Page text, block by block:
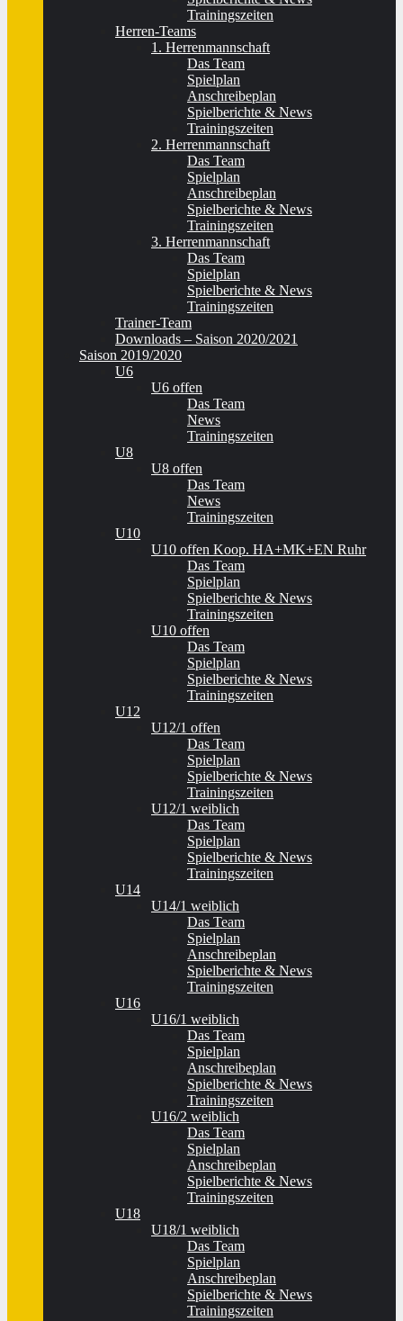
Trainingszeiten
Herren-Teams
1. Herrenmannschaft
Das Team
Spielplan
Anschreibeplan
Spielberichte & News
Trainingszeiten
2. Herrenmannschaft
Das Team
Spielplan
Anschreibeplan
Spielberichte & News
Trainingszeiten
3. Herrenmannschaft
Das Team
Spielplan
Spielberichte & News
Trainingszeiten
Trainer-Team
Downloads – Saison 2020/2021
Saison 2019/2020
U6
U6 offen
Das Team
News
Trainingszeiten
U8
U8 offen
Das Team
News
Trainingszeiten
U10
U10 offen Koop. HA+MK+EN Ruhr
Das Team
Spielplan
Spielberichte & News
Trainingszeiten
U10 offen
Das Team
Spielplan
Spielberichte & News
Trainingszeiten
U12
U12/1 offen
Das Team
Spielplan
Spielberichte & News
Trainingszeiten
U12/1 weiblich
Das Team
Spielplan
Spielberichte & News
Trainingszeiten
U14
U14/1 weiblich
Das Team
Spielplan
Anschreibeplan
Spielberichte & News
Trainingszeiten
U16
U16/1 weiblich
Das Team
Spielplan
Anschreibeplan
Spielberichte & News
Trainingszeiten
U16/2 weiblich
Das Team
Spielplan
Anschreibeplan
Spielberichte & News
Trainingszeiten
U18
U18/1 weiblich
Das Team
Spielplan
Anschreibeplan
Spielberichte & News
Trainingszeiten